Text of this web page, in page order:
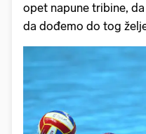
opet napune tribine,
da dođemo do tog